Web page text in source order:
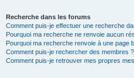
Recherche dans les forums
Comment puis-je effectuer une recherche
Pourquoi ma recherche ne renvoie aucun
Pourquoi ma recherche renvoie à une page
Comment puis-je rechercher des membres ?
Comment puis-je retrouver mes propres